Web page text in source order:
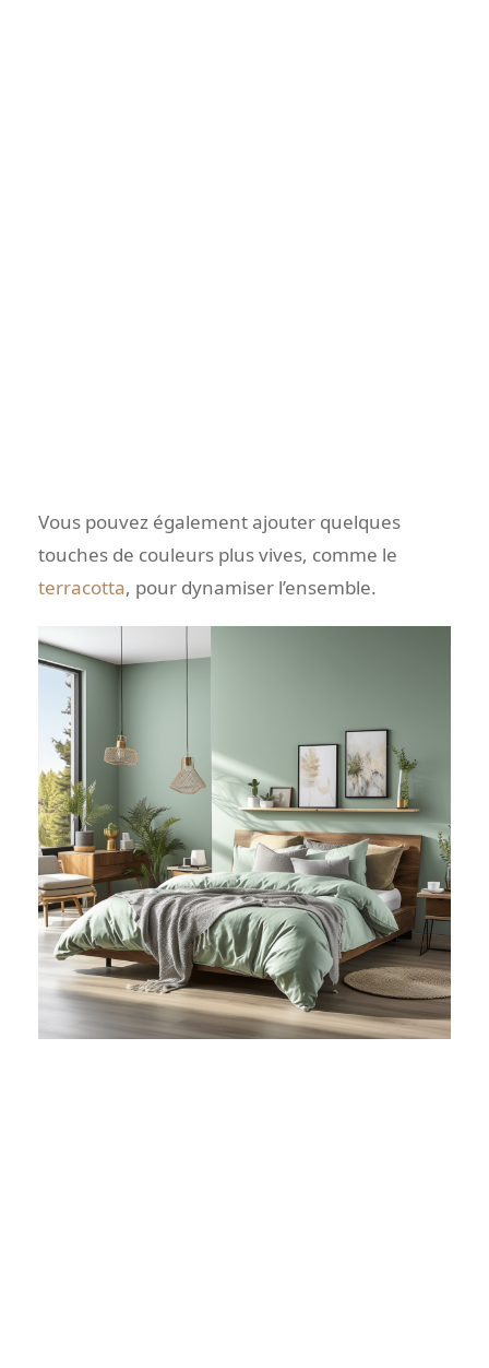
Vous pouvez également ajouter quelques
touches de couleurs plus vives, comme le
terracotta, pour dynamiser l’ensemble.